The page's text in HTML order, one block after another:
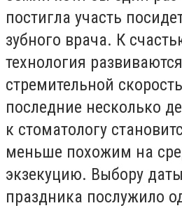
постигла участь
зубного врача. К
технология
стремительной
последние несколько
к стоматологу
меньше похожим на
экзекуцию. Выбору
праздника послужило